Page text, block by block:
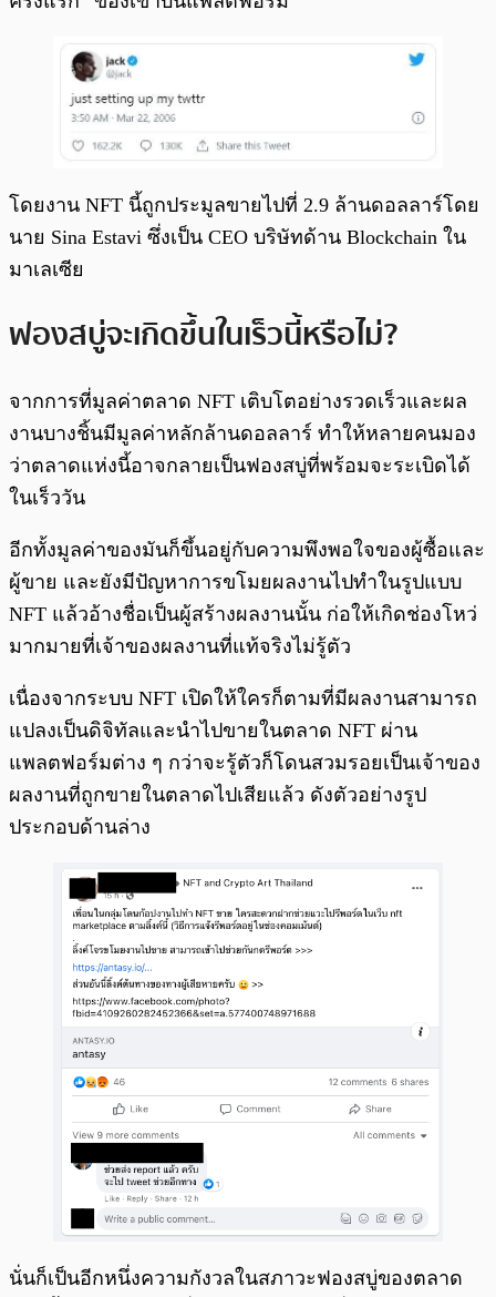
โดยงาน NFT นี้ถูกประมูลขายไปที่ 2.9 ล้านดอลลาร์โดย
นาย Sina Estavi ซึ่งเป็น CEO บริษัทด้าน Blockchain ใน
มาเลเซีย
ฟองสบู่จะเกิดขึ้นในเร็วนี้หรือไม่?
จากการที่มูลค่าตลาด NFT เติบโตอย่างรวดเร็วและผล
งานบางชิ้นมีมูลค่าหลักล้านดอลลาร์ ทำให้หลายคนมอง
ว่าตลาดแห่งนี้อาจกลายเป็นฟองสบู่ที่พร้อมจะระเบิดได้
ในเร็ววัน
อีกทั้งมูลค่าของมันก็ขึ้นอยู่กับความพึงพอใจของผู้ซื้อและ
ผู้ขาย และยังมีปัญหาการขโมยผลงานไปทำในรูปแบบ
NFT แล้วอ้างชื่อเป็นผู้สร้างผลงานนั้น ก่อให้เกิดช่องโหว่
มากมายที่เจ้าของผลงานที่แท้จริงไม่รู้ตัว
เนื่องจากระบบ NFT เปิดให้ใครก็ตามที่มีผลงานสามารถ
แปลงเป็นดิจิทัลและนำไปขายในตลาด NFT ผ่าน
แพลตฟอร์มต่าง ๆ กว่าจะรู้ตัวก็โดนสวมรอยเป็นเจ้าของ
ผลงานที่ถูกขายในตลาดไปเสียแล้ว ดังตัวอย่างรูป
ประกอบด้านล่าง
นั่นก็เป็นอีกหนึ่งความกังวลในสภาวะฟองสบู่ของตลาด